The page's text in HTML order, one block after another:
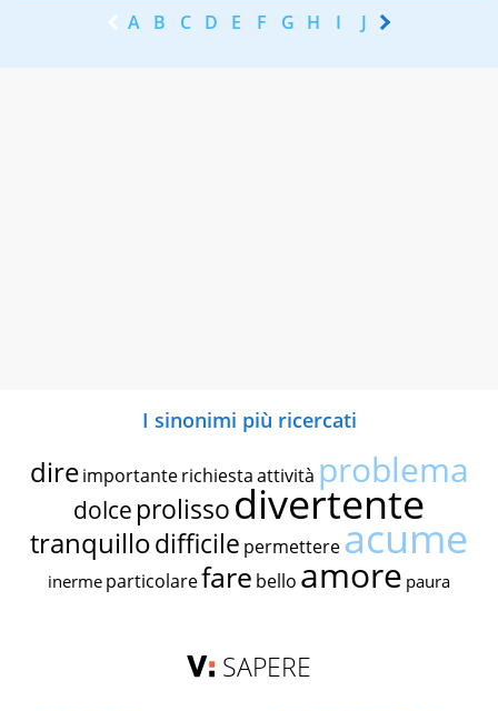
A B C D E F G H I J K
I sinonimi più ricercati
dire importante richiestaattività problema
dolce prolissodivertente
tranquillodifficile permettereacume
inerme particolarefare bello amore paura
SAPERE